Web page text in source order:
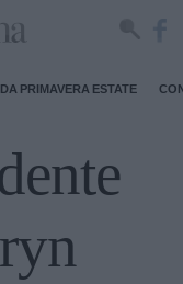
PRIMAVERA ESTATE